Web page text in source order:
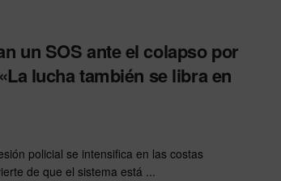
un SOS ante el colapso por
lucha también se libra en
policial se intensifica en las costas
de que el sistema está ...